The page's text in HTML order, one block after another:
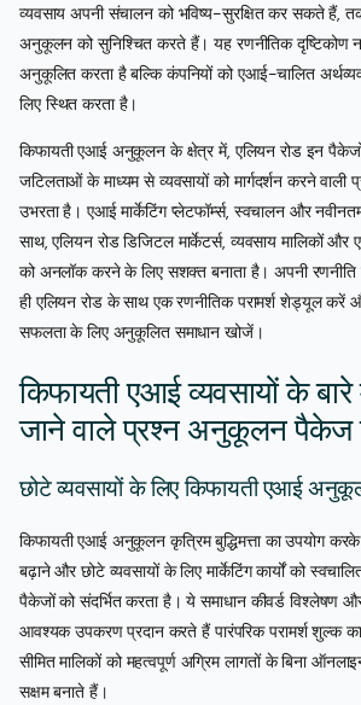
व्यवसाय अपनी संचालन को भविष्य-सुरक्षित कर सकते हैं,
अनुकूलन को सुनिश्चित करते हैं। यह रणनीतिक दृष्टिकोण न
अनुकूलित करता है बल्कि कंपनियों को एआई-चालित
लिए स्थित करता है।
किफायती एआई अनुकूलन के क्षेत्र में, एलियन रोड इन
जटिलताओं के माध्यम से व्यवसायों को मार्गदर्शन करने वाली
उभरता है। एआई मार्केटिंग प्लेटफॉर्म्स, स्वचालन और
साथ, एलियन रोड डिजिटल मार्केटर्स, व्यवसाय मालिकों और
को अनलॉक करने के लिए सशक्त बनाता है। अपनी
ही एलियन रोड के साथ एक रणनीतिक परामर्श शेड्यूल करें
सफलता के लिए अनुकूलित समाधान खोजें।
किफायती एआई व्यवसायों के
जाने वाले प्रश्न अनुकूलन पैकेज
छोटे व्यवसायों के लिए किफायती एआई
किफायती एआई अनुकूलन कृत्रिम बुद्धिमत्ता का उपयोग
बढ़ाने और छोटे व्यवसायों के लिए मार्केटिंग कार्यों को
पैकेजों को संदर्भित करता है। ये समाधान कीवर्ड विश्लेषण
आवश्यक उपकरण प्रदान करते हैं पारंपरिक परामर्श शुल्क
सीमित मालिकों को महत्वपूर्ण अग्रिम लागतों के बिना
सक्षम बनाते हैं।